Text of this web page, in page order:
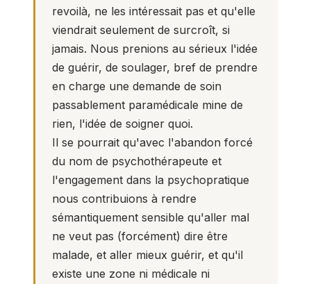
revoilà, ne les intéressait pas et qu'elle
viendrait seulement de surcroît, si
jamais. Nous prenions au sérieux l'idée
de guérir, de soulager, bref de prendre
en charge une demande de soin
passablement paramédicale mine de
rien, l'idée de soigner quoi.
Il se pourrait qu'avec l'abandon forcé
du nom de psychothérapeute et
l'engagement dans la psychopratique
nous contribuions à rendre
sémantiquement sensible qu'aller mal
ne veut pas (forcément) dire être
malade, et aller mieux guérir, et qu'il
existe une zone ni médicale ni